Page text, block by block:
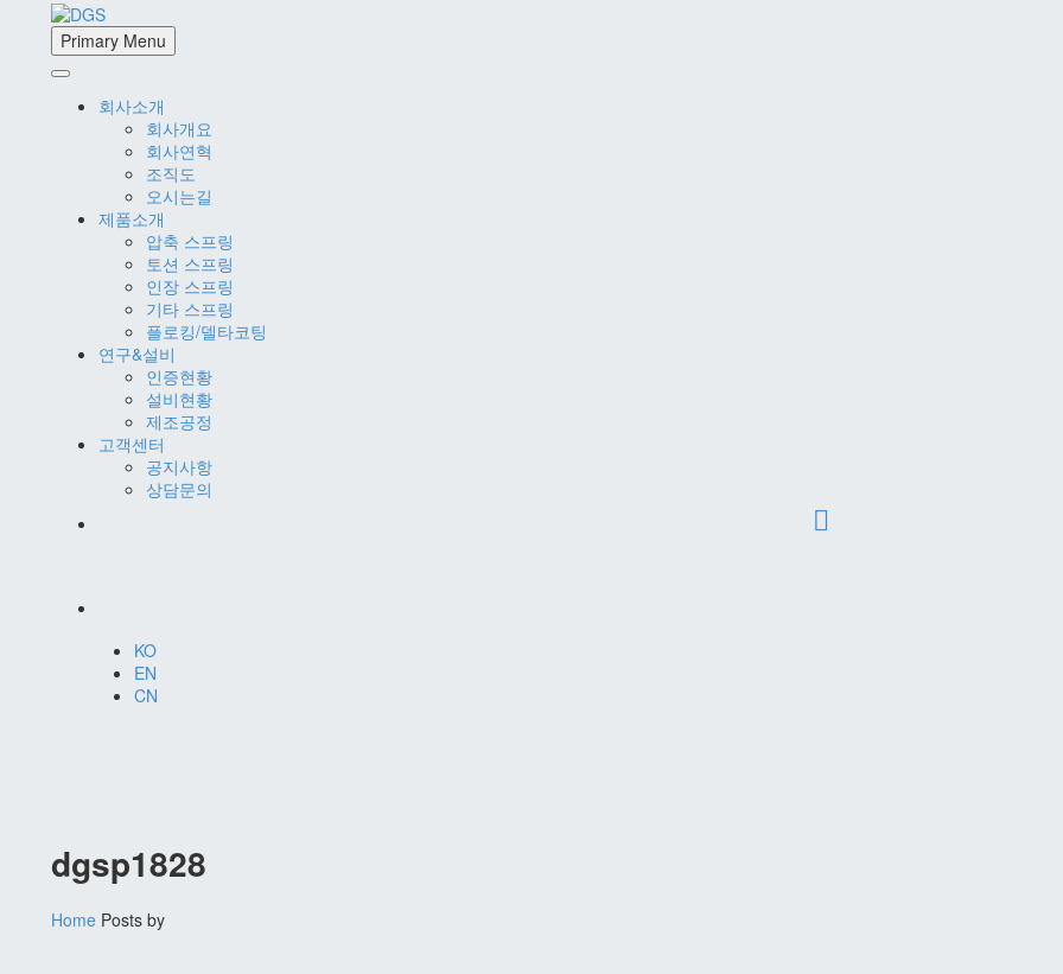
Primary Menu
회사소개
회사개요
회사연혁
조직도
오시는길
제품소개
압축 스프링
토션 스프링
인장 스프링
기타 스프링
플로킹/델타코팅
연구&설비
인증현황
설비현황
제조공정
고객센터
공지사항
상담문의
KO
EN
CN
dgsp1828
Home Posts by